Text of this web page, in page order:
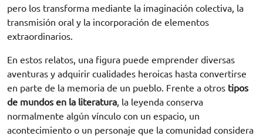
pero los transforma mediante la imaginación colectiva, la
transmisión oral y la incorporación de elementos
extraordinarios.
En estos relatos, una figura puede emprender diversas
aventuras y adquirir cualidades heroicas hasta convertirse
en parte de la memoria de un pueblo. Frente a otros tipos
de mundos en la literatura, la leyenda conserva
normalmente algún vínculo con un espacio, un
acontecimiento o un personaje que la comunidad considera